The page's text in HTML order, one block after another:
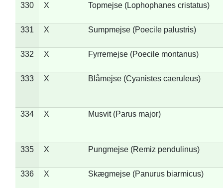
330 X Topmejse (Lophophanes cristatus)
331 X Sumpmejse (Poecile palustris)
332 X Fyrremejse (Poecile montanus)
333 X Blåmejse (Cyanistes caeruleus)
334 X Musvit (Parus major)
335 X Pungmejse (Remiz pendulinus)
336 X Skægmejse (Panurus biarmicus)